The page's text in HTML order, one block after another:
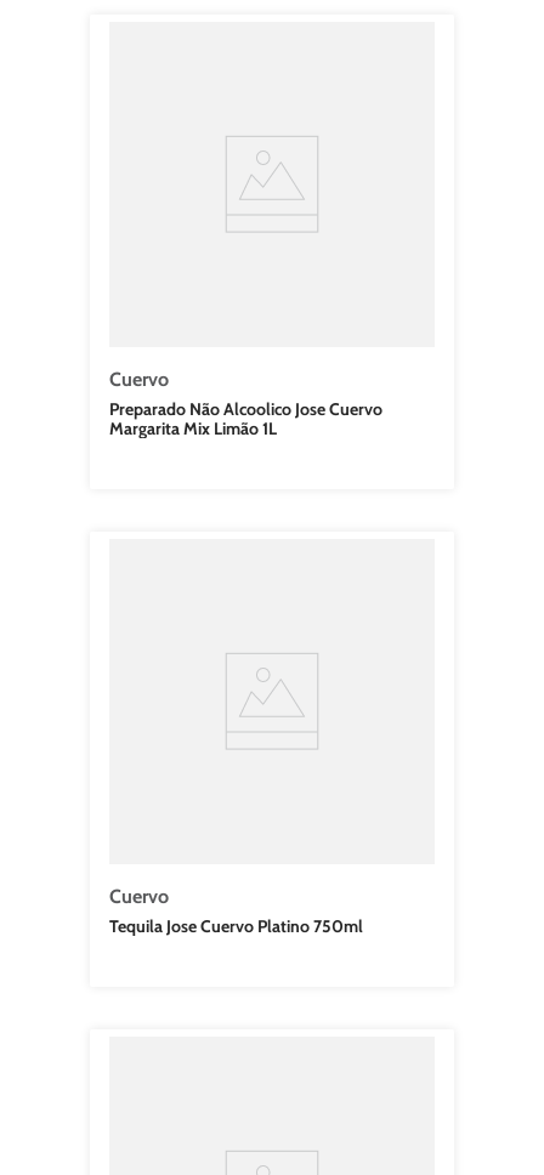
Cuervo
Preparado Não Alcoolico Jose Cuervo
Margarita Mix Limão 1L
Cuervo
Tequila Jose Cuervo Platino 750ml